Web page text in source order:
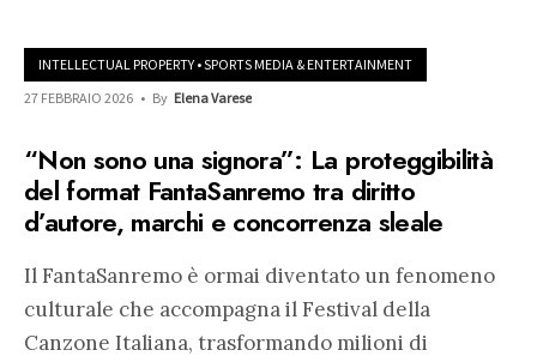
INTELLECTUAL PROPERTY •SPORTS MEDIA & ENTERTAINMENT
27 FEBBRAIO 2026 • By Elena Varese
“Non sono una signora”: La proteggibilità
del format FantaSanremo tra diritto
d’autore, marchi e concorrenza sleale
Il FantaSanremo è ormai diventato un fenomeno
culturale che accompagna il Festival della
Canzone Italiana, trasformando milioni di